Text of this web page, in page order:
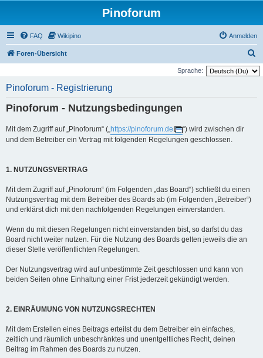
Pinoforum
FAQ Wikipino Anmelden
Foren-Übersicht
u
Sprache:
Pinoforum - Registrierung
Pinoforum - Nutzungsbedingungen
Mit dem Zugriff auf „Pinoforum“ („https://pinoforum.de
“) wird zwischen dir
und dem Betreiber ein Vertrag mit folgenden Regelungen geschlossen.
1. NUTZUNGSVERTRAG
Mit dem Zugriff auf „Pinoforum“ (im Folgenden „das Board“) schließt du einen
Nutzungsvertrag mit dem Betreiber des Boards ab (im Folgenden „Betreiber“)
und erklärst dich mit den nachfolgenden Regelungen einverstanden.
Wenn du mit diesen Regelungen nicht einverstanden bist, so darfst du das
Board nicht weiter nutzen. Für die Nutzung des Boards gelten jeweils die an
dieser Stelle veröffentlichten Regelungen.
Der Nutzungsvertrag wird auf unbestimmte Zeit geschlossen und kann von
beiden Seiten ohne Einhaltung einer Frist jederzeit gekündigt werden.
2. EINRÄUMUNG VON NUTZUNGSRECHTEN
Mit dem Erstellen eines Beitrags erteilst du dem Betreiber ein einfaches,
zeitlich und räumlich unbeschränktes und unentgeltliches Recht, deinen
Beitrag im Rahmen des Boards zu nutzen.